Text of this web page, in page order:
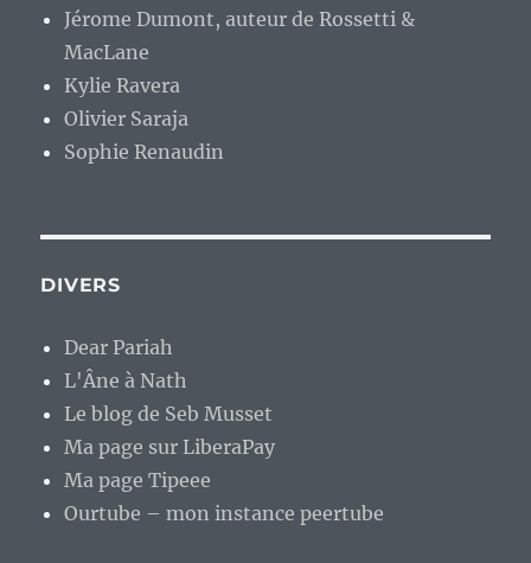
Jérome Dumont, auteur de Rossetti &
MacLane
Kylie Ravera
Olivier Saraja
Sophie Renaudin
DIVERS
Dear Pariah
L'Âne à Nath
Le blog de Seb Musset
Ma page sur LiberaPay
Ma page Tipeee
Ourtube – mon instance peertube